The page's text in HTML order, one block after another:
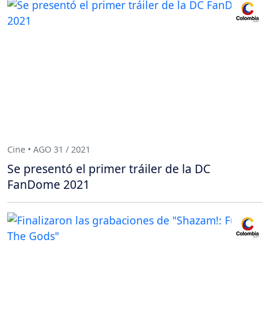
Cine • AGO 31 / 2021
Se presentó el primer tráiler de la DC
FanDome 2021